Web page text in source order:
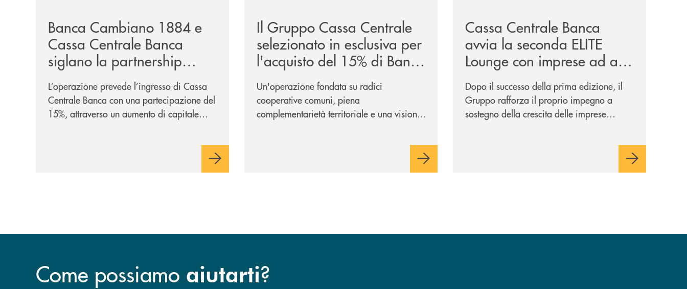
Banca Cambiano 1884 e
Cassa Centrale Banca
siglano la partnership
strategica
L’operazione prevede l’ingresso di Cassa
Centrale Banca con una partecipazione del
15%, attraverso un aumento di capitale
sulla condivisione di valori comuni e sulla
prossimità ai territori, per ampliare l’offerta
Il Gruppo Cassa Centrale
selezionato in esclusiva per
l'acquisto del 15% di Banca
Cambiano 1884
Un'operazione fondata su radici
cooperative comuni, piena
complementarietà territoriale e una visione
Cassa Centrale Banca
avvia la seconda ELITE
Lounge con imprese ad alto
potenziale
Dopo il successo della prima edizione, il
Gruppo rafforza il proprio impegno a
sostegno della crescita delle imprese
Come possiamo aiutarti?